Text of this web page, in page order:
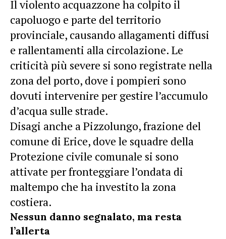
Il violento acquazzone ha colpito il
capoluogo e parte del territorio
provinciale, causando allagamenti diffusi
e rallentamenti alla circolazione. Le
criticità più severe si sono registrate nella
zona del porto, dove i pompieri sono
dovuti intervenire per gestire l’accumulo
d’acqua sulle strade.
Disagi anche a Pizzolungo, frazione del
comune di Erice, dove le squadre della
Protezione civile comunale si sono
attivate per fronteggiare l’ondata di
maltempo che ha investito la zona
costiera.
Nessun danno segnalato, ma resta
l’allerta